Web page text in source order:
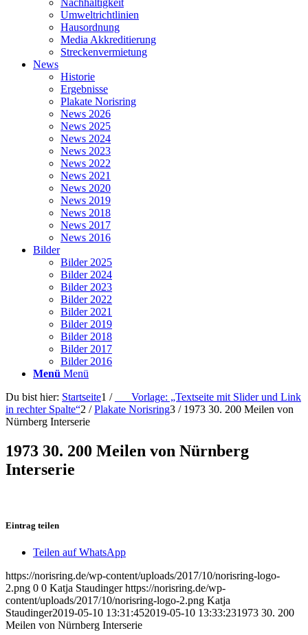
Nachhaltigkeit
Umweltrichtlinien
Hausordnung
Media Akkreditierung
Streckenvermietung
News
Historie
Ergebnisse
Plakate Norisring
News 2026
News 2025
News 2024
News 2023
News 2022
News 2021
News 2020
News 2019
News 2018
News 2017
News 2016
Bilder
Bilder 2025
Bilder 2024
Bilder 2023
Bilder 2022
Bilder 2021
Bilder 2019
Bilder 2018
Bilder 2017
Bilder 2016
Menü Menü
Du bist hier: Startseite1 /
___Vorlage: „Textseite mit Slider und Link
in rechter Spalte“2 / Plakate Norisring3 / 1973 30. 200 Meilen von
Nürnberg Interserie
1973 30. 200 Meilen von Nürnberg
Interserie
Eintrag teilen
Teilen auf WhatsApp
https://norisring.de/wp-content/uploads/2017/10/norisring-logo-
2.png 0 0 Katja Staudinger https://norisring.de/wp-
content/uploads/2017/10/norisring-logo-2.png Katja
Staudinger2019-05-10 13:31:452019-05-10 13:33:231973 30. 200
Meilen von Nürnberg Interserie